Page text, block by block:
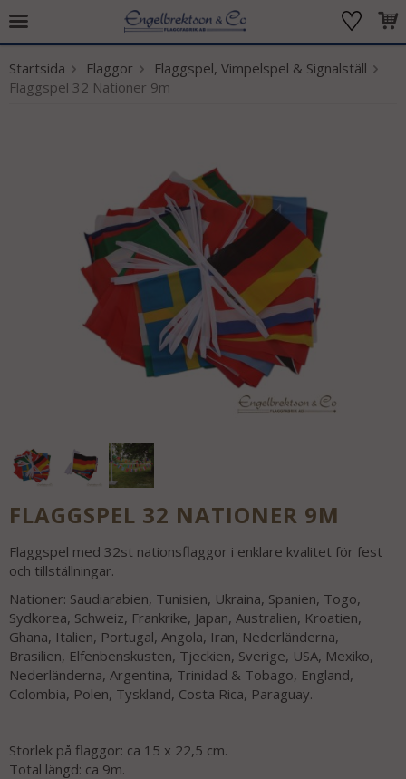
Produkten har blivit tillagd i varukorgen
Startsida Flaggor
Flaggspel, Vimpelspel & Signalställ
Flaggspel 32 Nationer 9m
FLAGGSPEL 32 NATIONER 9M
Flaggspel med 32st nationsflaggor i enklare kvalitet för fest
och tillställningar.
Nationer: Saudiarabien, Tunisien, Ukraina, Spanien, Togo,
Sydkorea, Schweiz, Frankrike, Japan, Australien, Kroatien,
Ghana, Italien, Portugal, Angola, Iran, Nederländerna,
Brasilien, Elfenbenskusten, Tjeckien, Sverige, USA, Mexiko,
Nederländerna, Argentina, Trinidad & Tobago, England,
Colombia, Polen, Tyskland, Costa Rica, Paraguay.
Storlek på flaggor: ca 15 x 22,5 cm.
Total längd: ca 9m.